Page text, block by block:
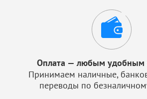
Оплата — любым удобным
Принимаем наличные,
переводы по